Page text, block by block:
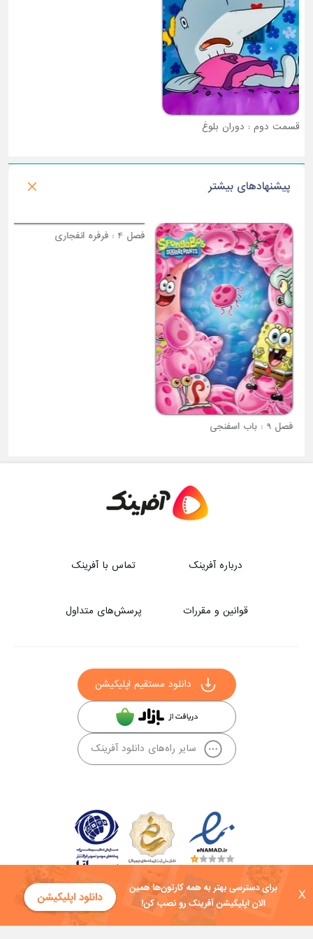
X
قسمت دوم : دوران بلوغ
پیشنهادهای بیشتر
فصل 9 : باب اسفنجی
فصل 4 : فرفره انفجاری
درباره آفرینک تماس با آفرینک
قوانین و مقررات پرسش‌های متداول
دانلود مستقیم اپلیکیشن
سایر راه‌های دانلود آفرینک
کلیه حقوق این سایت به شرکت توسعه فناوی هفت آسمان توکان تعلق دارد و